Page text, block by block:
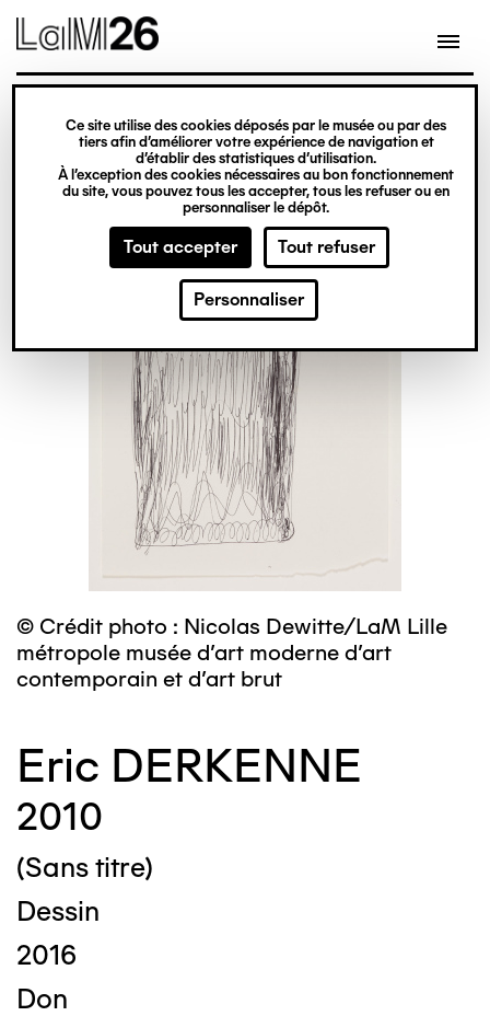
Gestion des cookies
Ce site utilise des cookies déposés par le musée ou par des
tiers afin d’améliorer votre expérience de navigation et
d’établir des statistiques d’utilisation.
À l’exception des cookies nécessaires au bon fonctionnement
du site, vous pouvez tous les accepter, tous les refuser ou en
personnaliser le dépôt.
Tout accepter Tout refuser
Personnaliser
contenu
© Crédit photo : Nicolas Dewitte/LaM Lille
métropole musée d’art moderne d’art
contemporain et d’art brut
Eric DERKENNE
2010
(Sans titre)
Dessin
2016
Don